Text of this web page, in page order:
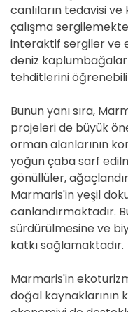
canlıların tedavisi
çalışma
interaktif sergiler ve
deniz
tehditlerini
Bunun yanı sıra,
projeleri de büyük
orman alanlarının
yoğun çaba sarf
gönüllüler,
Marmaris'in yeşil
canlandırmaktadır.
sürdürülmesine ve
katkı sağlamaktadır.
Marmaris'in
doğal kaynaklarının